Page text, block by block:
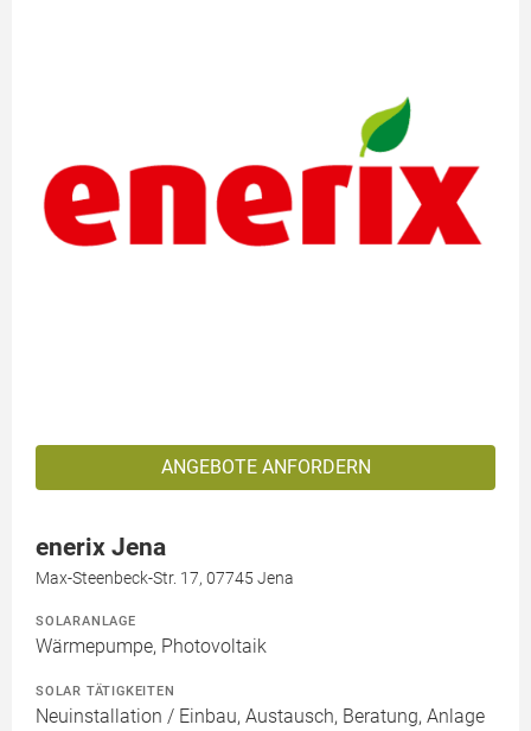
ANGEBOTE ANFORDERN
enerix Jena
Max-Steenbeck-Str. 17, 07745 Jena
SOLARANLAGE
Wärmepumpe, Photovoltaik
SOLAR TÄTIGKEITEN
Neuinstallation / Einbau, Austausch, Beratung, Anlage